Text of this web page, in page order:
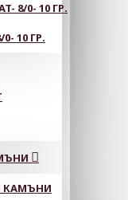
8/0- 10 ГР.
10 ГР.
КАМЪНИ